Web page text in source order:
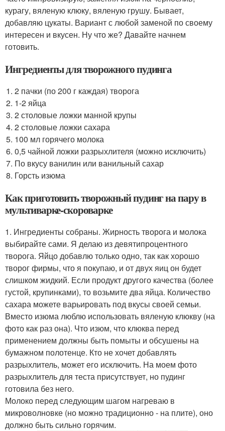
курагу, вяленую клюку, вяленую грушу. Бывает,
добавляю цукаты. Вариант с любой заменой по своему
интересен и вкусен. Ну что же? Давайте начнем
готовить.
Ингредиенты для творожного пудинга
2 пачки (по 200 г каждая) творога
1-2 яйца
2 столовые ложки манной крупы
2 столовые ложки сахара
100 мл горячего молока
0,5 чайной ложки разрыхлителя (можно исключить)
По вкусу ванилин или ванильный сахар
Горсть изюма
Как приготовить творожный пудинг на пару в
мультиварке-скороварке
1. Ингредиенты собраны. Жирность творога и молока
выбирайте сами. Я делаю из девятипроцентного
творога. Яйцо добавлю только одно, так как хорошо
творог фирмы, что я покупаю, и от двух яиц он будет
слишком жидкий. Если продукт другого качества (более
густой, крупинками), то возьмите два яйца. Количество
сахара можете варьировать под вкусы своей семьи.
Вместо изюма люблю использовать вяленую клюкву (на
фото как раз она). Что изюм, что клюква перед
применением должны быть помыты и обсушены на
бумажном полотенце. Кто не хочет добавлять
разрыхлитель, может его исключить. На моем фото
разрыхлитель для теста присутствует, но пудинг
готовила без него.
Молоко перед следующим шагом нагреваю в
микроволновке (но можно традиционно - на плите), оно
должно быть сильно горячим.